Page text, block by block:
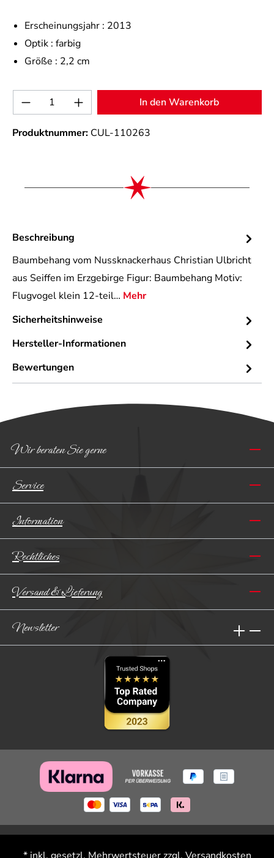
Erscheinungsjahr : 2013
Optik : farbig
Größe : 2,2 cm
Produkt Anzahl: Gib den gewünschten
In den Warenkorb
Produktnummer: CUL-110263
Beschreibung
Baumbehang vom Nussknackerhaus Christian Ulbricht
aus Seiffen im Erzgebirge Figur: Baumbehang Motiv:
Flugvogel klein 12-teil… Mehr
Sicherheitshinweise
Hersteller-Informationen
Bewertungen
Wir beraten Sie gerne
Service
Information
Rechtliches
Versand & Lieferung
Newsletter